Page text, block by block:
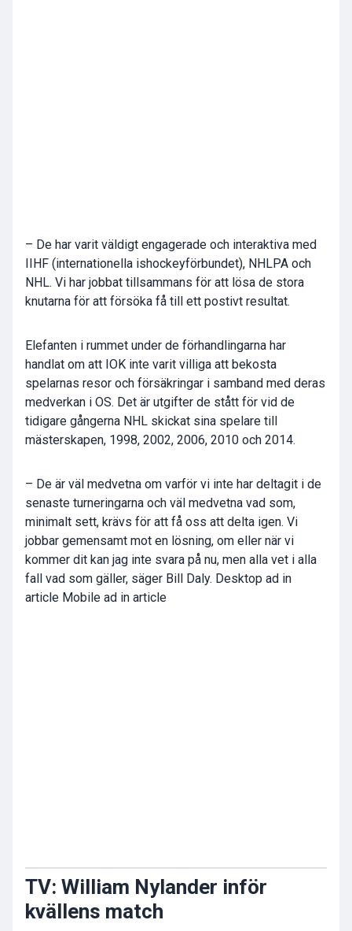
– De har varit väldigt engagerade och interaktiva med
IIHF (internationella ishockeyförbundet), NHLPA och
NHL. Vi har jobbat tillsammans för att lösa de stora
knutarna för att försöka få till ett postivt resultat.
Elefanten i rummet under de förhandlingarna har
handlat om att IOK inte varit villiga att bekosta
spelarnas resor och försäkringar i samband med deras
medverkan i OS. Det är utgifter de stått för vid de
tidigare gångerna NHL skickat sina spelare till
mästerskapen, 1998, 2002, 2006, 2010 och 2014.
– De är väl medvetna om varför vi inte har deltagit i de
senaste turneringarna och väl medvetna vad som,
minimalt sett, krävs för att få oss att delta igen. Vi
jobbar gemensamt mot en lösning, om eller när vi
kommer dit kan jag inte svara på nu, men alla vet i alla
fall vad som gäller, säger Bill Daly. Desktop ad in
article Mobile ad in article
TV: William Nylander inför
kvällens match